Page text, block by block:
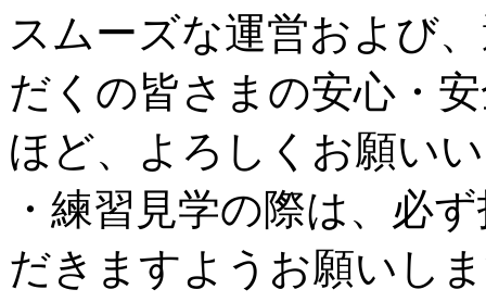
スムーズな運営および
だくの皆さまの安心・
ほど、よろしくお願い
・練習見学の際は、必
だきますようお願いし